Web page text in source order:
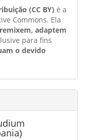
(CC BY) é a
Commons. Ela
adaptem
para fins
o devido